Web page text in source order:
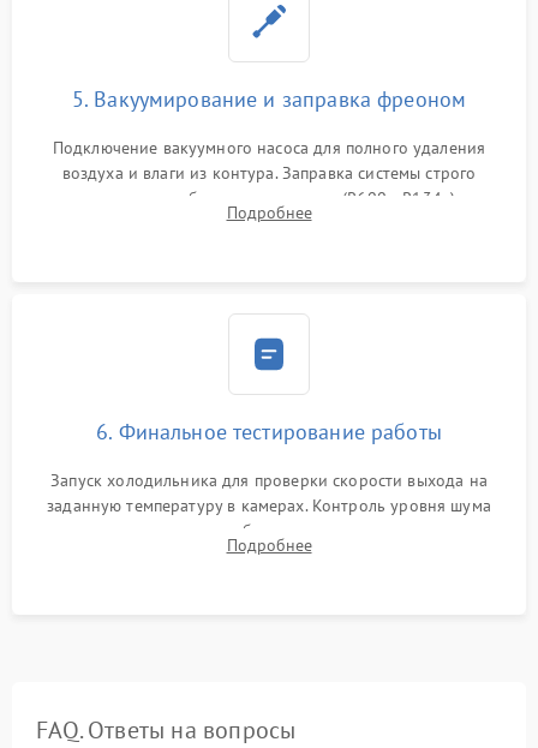
5. Вакуумирование и заправка фреоном
Подключение вакуумного насоса для полного удаления
воздуха и влаги из контура. Заправка системы строго
дозированным объемом хладагента (R600a, R134a) по
электронным весам. Контроль рабочего давления в системе.
Подробнее
6. Финальное тестирование работы
Запуск холодильника для проверки скорости выхода на
заданную температуру в камерах. Контроль уровня шума
компрессора, отсутствия обмерзания стенок и корректного
срабатывания системы автоматической оттайки.
Подробнее
FAQ. Ответы на вопросы